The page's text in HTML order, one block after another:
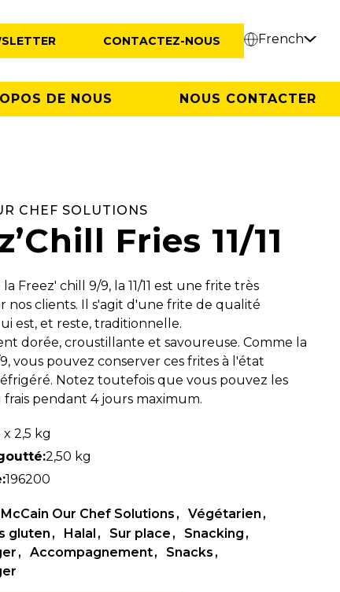
CONTACTEZ-NOUS French
DE NOUS NOUS CONTACTER
CHEF SOLUTIONS
Fries 11/11
Freez' chill 9/9, la 11/11 est une frite très
nos clients. Il s'agit d'une frite de qualité
est, et reste, traditionnelle.
dorée, croustillante et savoureuse. Comme la
vous pouvez conserver ces frites à l'état
Notez toutefois que vous pouvez les
frais pendant 4 jours maximum.
x 2,5 kg
2,50 kg
196200
McCain Our Chef Solutions
Végétarien
gluten Halal Sur place
Snacking
Accompagnement
Snacks